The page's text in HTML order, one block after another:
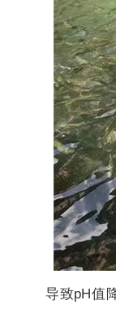
导致pH值